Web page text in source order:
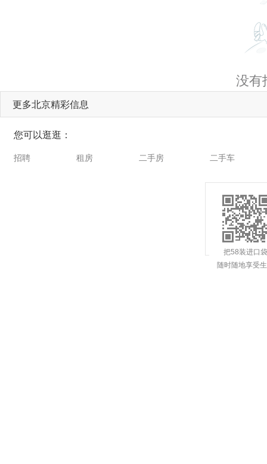
没有
更多北京精彩信息
您可以逛逛：
招聘 租房 二手房 二手车
把58装进口袋
随时随地享受